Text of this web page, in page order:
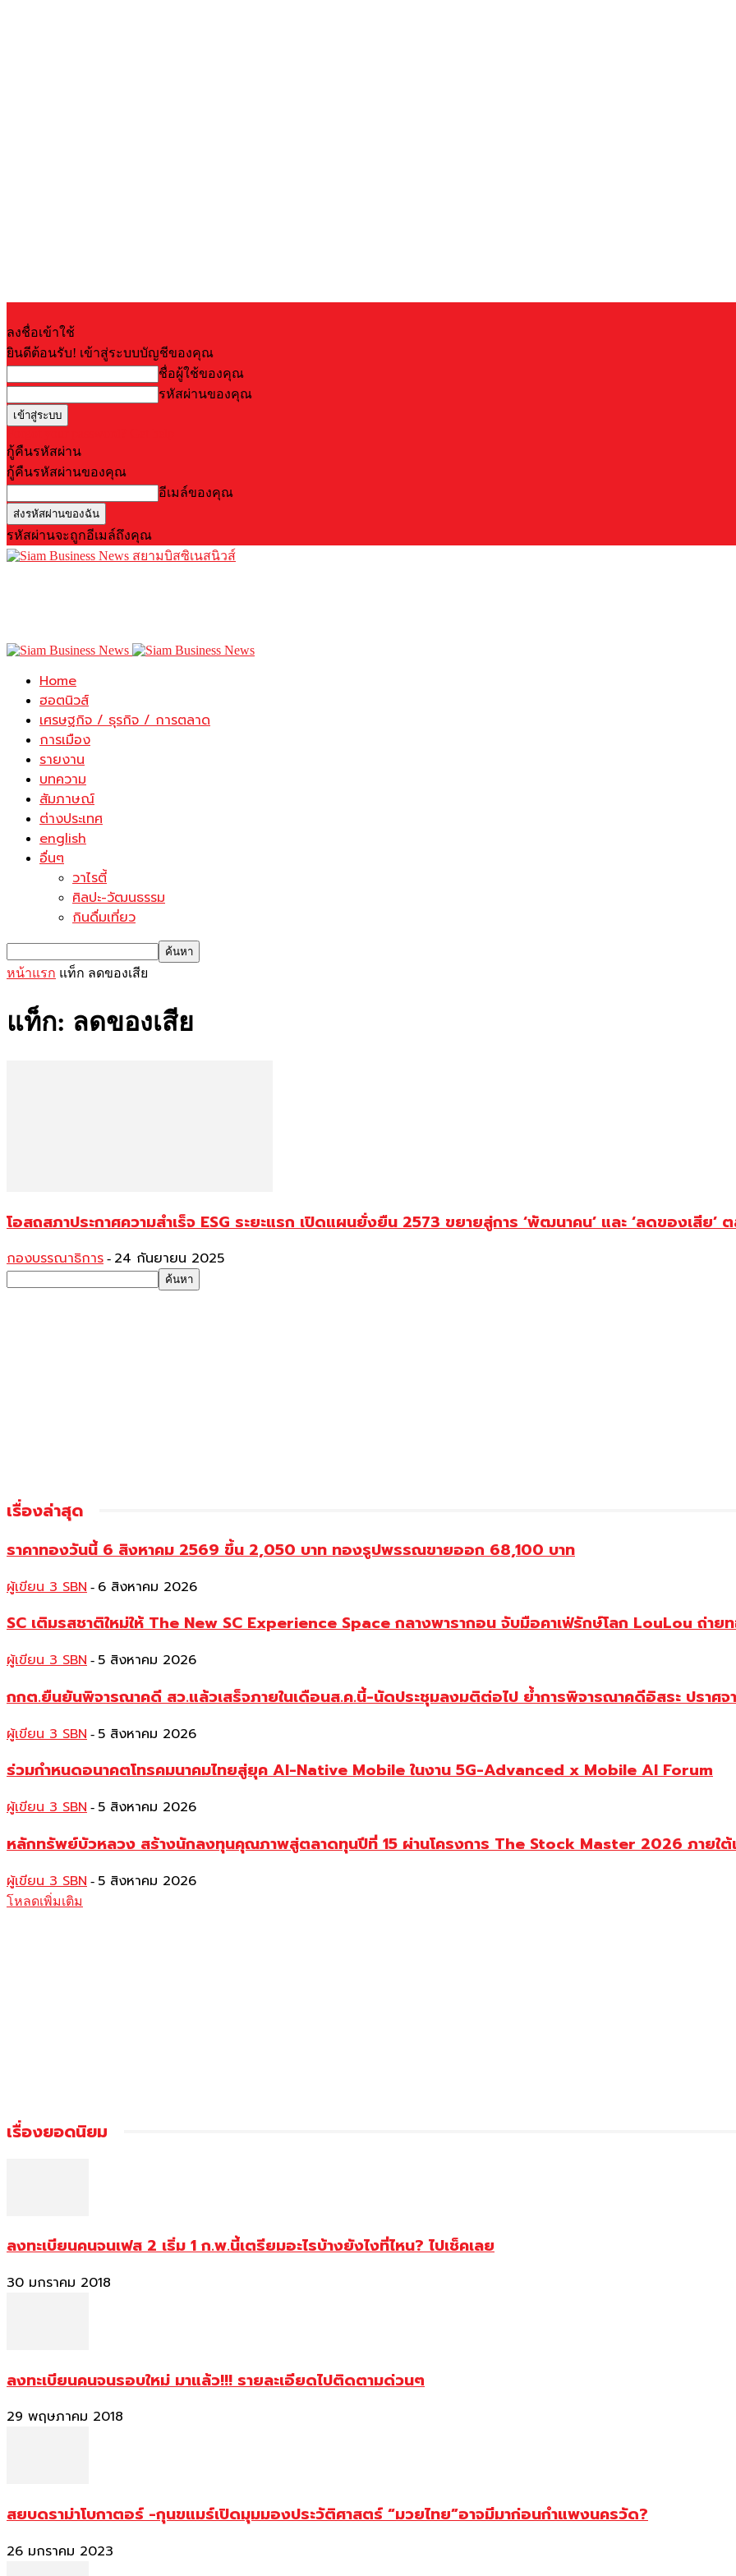
ลงชื่อเข้าใช้
ยินดีต้อนรับ! เข้าสู่ระบบบัญชีของคุณ
ชื่อผู้ใช้ของคุณ
รหัสผ่านของคุณ
กู้คืนรหัสผ่าน
กู้คืนรหัสผ่านของคุณ
อีเมล์ของคุณ
รหัสผ่านจะถูกอีเมล์ถึงคุณ
สยามบิสซิเนสนิวส์
Home
ฮอตนิวส์
เศรษฐกิจ / ธุรกิจ / การตลาด
การเมือง
รายงาน
บทความ
สัมภาษณ์
ต่างประเทศ
english
อื่นๆ
วาไรตี้
ศิลปะ-วัฒนธรรม
กินดื่มเที่ยว
หน้าแรก แท็ก ลดของเสีย
แท็ก: ลดของเสีย
โอสถสภาประกาศความสำเร็จ ESG ระยะแรก เปิดแผนยั่งยืน 2573 ขยายสู่การ ‘พัฒนาคน’ และ ‘ลดของเสีย’
กองบรรณาธิการ - 24 กันยายน 2025
เรื่องล่าสุด
ราคาทองวันนี้ 6 สิงหาคม 2569 ขึ้น 2,050 บาท ทองรูปพรรณขายออก 68,100 บาท
ผู้เขียน 3 SBN - 6 สิงหาคม 2026
SC เติมรสชาติใหม่ให้ The New SC Experience Space กลางพารากอน จับมือคาเฟ่รักษ์โลก LouLou ถ่
ผู้เขียน 3 SBN - 5 สิงหาคม 2026
กกต.ยืนยันพิจารณาคดี สว.แล้วเสร็จภายในเดือนส.ค.นี้-นัดประชุมลงมติต่อไป ย้ำการพิจารณาคดีอิสระ ปราศ
ผู้เขียน 3 SBN - 5 สิงหาคม 2026
ร่วมกำหนดอนาคตโทรคมนาคมไทยสู่ยุค AI-Native Mobile ในงาน 5G-Advanced x Mobile AI Forum
ผู้เขียน 3 SBN - 5 สิงหาคม 2026
หลักทรัพย์บัวหลวง สร้างนักลงทุนคุณภาพสู่ตลาดทุนปีที่ 15 ผ่านโครงการ The Stock Master 2026 ภาย
ผู้เขียน 3 SBN - 5 สิงหาคม 2026
โหลดเพิ่มเติม
เรื่องยอดนิยม
ลงทะเบียนคนจนเฟส 2 เริ่ม 1 ก.พ.นี้เตรียมอะไรบ้างยังไงที่ไหน? ไปเช็คเลย
30 มกราคม 2018
ลงทะเบียนคนจนรอบใหม่ มาแล้ว!!! รายละเอียดไปติดตามด่วนๆ
29 พฤษภาคม 2018
สยบดราม่าโบกาตอร์ -กุนขแมร์เปิดมุมมองประวัติศาสตร์ “มวยไทย”อาจมีมาก่อนกำแพงนครวัด?
26 มกราคม 2023